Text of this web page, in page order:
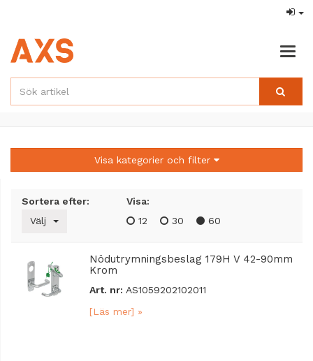
Visa kategorier och filter
Sortera efter:
Välj
Visa:
12
30 60
Nödutrymningsbeslag 179H V 42-90mm
Krom
Art. nr: AS1059202102011
[Läs mer] »